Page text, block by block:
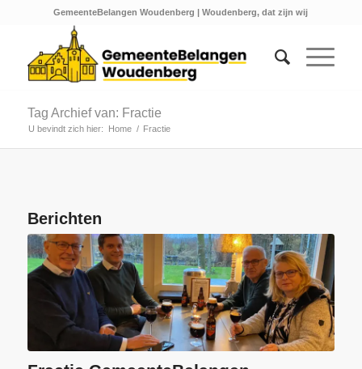
GemeenteBelangen Woudenberg | Woudenberg, dat zijn wij
Tag Archief van: Fractie
U bevindt zich hier: Home / Fractie
Berichten